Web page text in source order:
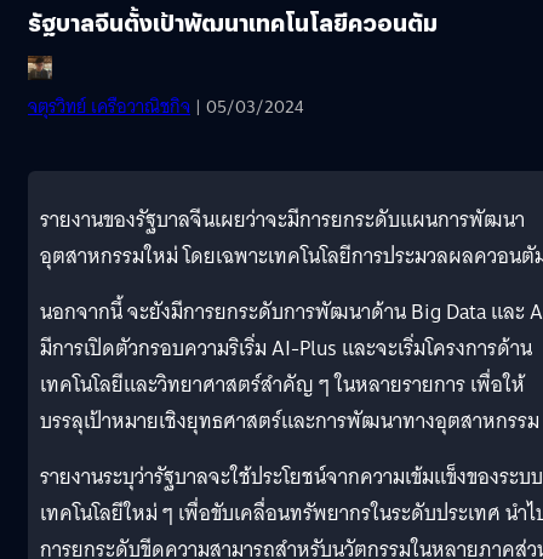
รัฐบาลจีนตั้งเป้าพัฒนาเทคโนโลยีควอนตัม
จตุรวิทย์ เครือวาณิชกิจ | 05/03/2024
รายงานของรัฐบาลจีนเผยว่าจะมีการยกระดับแผนการพัฒนา
อุตสาหกรรมใหม่ โดยเฉพาะเทคโนโลยีการประมวลผลควอนตั
นอกจากนี้ จะยังมีการยกระดับการพัฒนาด้าน Big Data และ
มีการเปิดตัวกรอบความริเริ่ม AI-Plus และจะเริ่มโครงการด้าน
เทคโนโลยีและวิทยาศาสตร์สำคัญ ๆ ในหลายรายการ เพื่อให้
บรรลุเป้าหมายเชิงยุทธศาสตร์และการพัฒนาทางอุตสาหกรรม
รายงานระบุว่ารัฐบาลจะใช้ประโยชน์จากความเข้มแข็งของระบบ
เทคโนโลยีใหม่ ๆ เพื่อขับเคลื่อนทรัพยากรในระดับประเทศ นำ
การยกระดับขีดความสามารถสำหรับนวัตกรรมในหลายภาคส่